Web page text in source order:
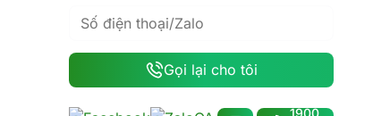
Gọi lại cho tôi
1900